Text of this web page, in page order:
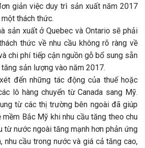
giản việc duy trì sản xuất năm 2017
thách thức.
sản xuất ở Quebec và Ontario sẽ phải
thức về nhu cầu không rõ ràng về
chi phí tiếp cận nguồn gỗ bổ sung sẵn
sản lượng vào năm 2017.
đến những tác động của thuế hoặc
lô hàng chuyển từ Canada sang Mỹ.
từ các thị trường bên ngoài đã giúp
Bắc Mỹ khi nhu cầu tăng theo chu
từ nước ngoài tăng mạnh hơn phản ứng
nhu cầu trong nước và giá cả tăng cao,